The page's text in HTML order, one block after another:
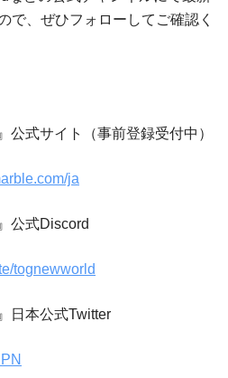
で、ぜひフォローしてご確認く
公式サイト（事前登録受付中）
ja
公式Discord
tognewworld
日本公式Twitter